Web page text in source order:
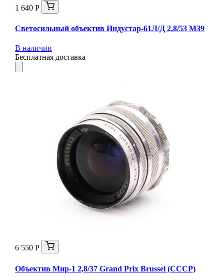
1 640 Р
Светосильный объектив Индустар-61Л/Д 2,8/53 М39
В наличии
Бесплатная доставка
6 550 Р
Объектив Мир-1 2,8/37 Grand Prix Brussel (СССР)